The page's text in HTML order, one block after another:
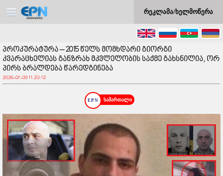
რეკლამა/ხელმოწერა
პროკურატურა – 2015 წელს მომხდარი გიორგი
კვარაცხელიას განზრახ მკვლელობის საქმე გახსნილია, ორ
პირს ბრალდება წარედგინება
2026-07-09 11:23:12
სამართალი